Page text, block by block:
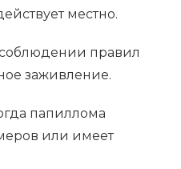
местно.
правил
заживление.
папиллома
или имеет